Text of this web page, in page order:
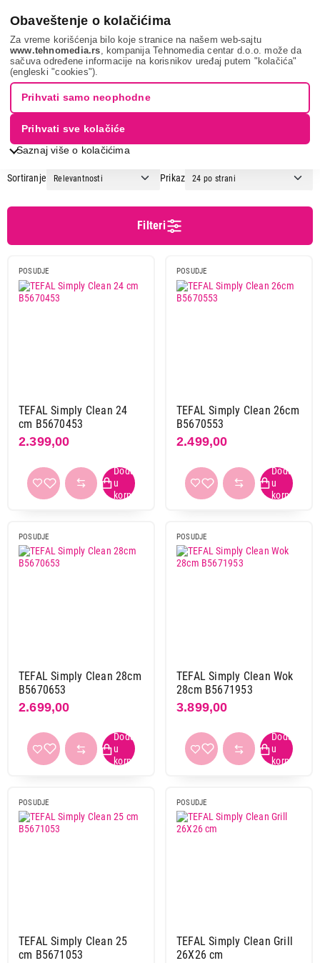
Obaveštenje o kolačićima
Za vreme korišćenja bilo koje stranice na našem web-sajtu
www.tehnomedia.rs , kompanija Tehnomedia centar d.o.o. može da
sačuva određene informacije na korisnikov uređaj putem "kolačića"
(engleski "cookies").
Saznaj više o kolačićima
Prihvati samo neophodne
Prihvati sve kolačiće
Sve za kuću i baštu Posuđe Tiganj
Brend
TIGANJ
Sortiranje Prikaz
1 2
Filteri
POSUDJE
TEFAL Simply Clean 24
cm B5670453
2.399,00
POSUDJE
TEFAL Simply Clean 26cm
B5670553
2.499,00
POSUDJE
TEFAL Simply Clean 28cm
B5670653
2.699,00
POSUDJE
TEFAL Simply Clean Wok
28cm B5671953
3.899,00
POSUDJE
TEFAL Simply Clean 25
cm B5671053
POSUDJE
TEFAL Simply Clean Grill
26X26 cm